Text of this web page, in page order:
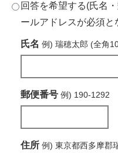
回答を希望する(氏名
ールアドレスが必須と
氏名 例) 瑞穂太郎 (全角
郵便番号 例) 190-1292
住所 例) 東京都西多摩郡